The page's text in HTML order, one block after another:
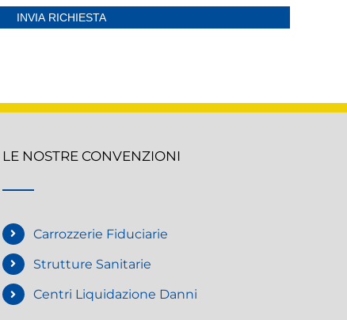
LE NOSTRE CONVENZIONI
Carrozzerie Fiduciarie
Strutture Sanitarie
Centri Liquidazione Danni